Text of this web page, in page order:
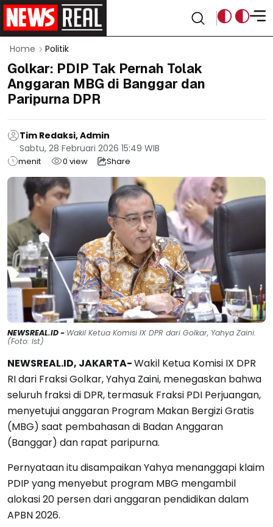
Home Politik
Golkar: PDIP Tak Pernah Tolak
Anggaran MBG di Banggar dan
Paripurna DPR
Tim Redaksi, Admin
Sabtu, 28 Februari 2026 15:49 WIB
menit 0 view Share
NEWSREAL.ID - Wakil Ketua Komisi IX DPR dari Golkar, Yahya Zaini.
(Foto: Ist)
NEWSREAL.ID, JAKARTA-Wakil Ketua Komisi IX DPR
RI dari Fraksi Golkar, Yahya Zaini, menegaskan bahwa
seluruh fraksi di DPR, termasuk Fraksi PDI Perjuangan,
menyetujui anggaran Program Makan Bergizi Gratis
(MBG) saat pembahasan di Badan Anggaran
(Banggar) dan rapat paripurna.
Pernyataan itu disampaikan Yahya menanggapi klaim
PDIP yang menyebut program MBG mengambil
alokasi 20 persen dari anggaran pendidikan dalam
APBN 2026.